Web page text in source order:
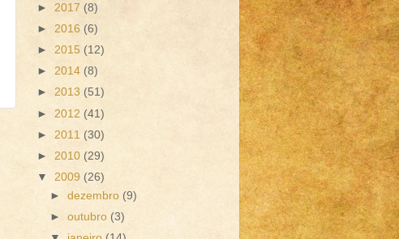
► 2017 (8)
► 2016 (6)
► 2015 (12)
► 2014 (8)
► 2013 (51)
► 2012 (41)
► 2011 (30)
► 2010 (29)
▼ 2009 (26)
►dezembro (9)
►outubro (3)